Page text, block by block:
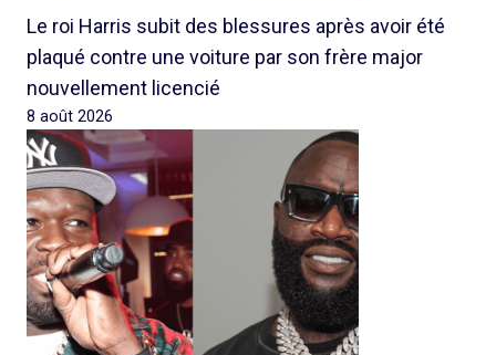
Le roi Harris subit des blessures après avoir été
plaqué contre une voiture par son frère major
nouvellement licencié
8 août 2026